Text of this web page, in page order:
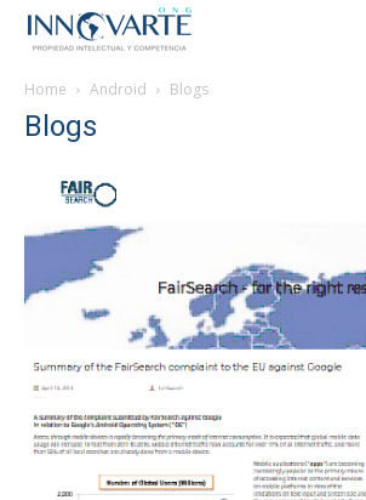
Home Android Blogs
Blogs